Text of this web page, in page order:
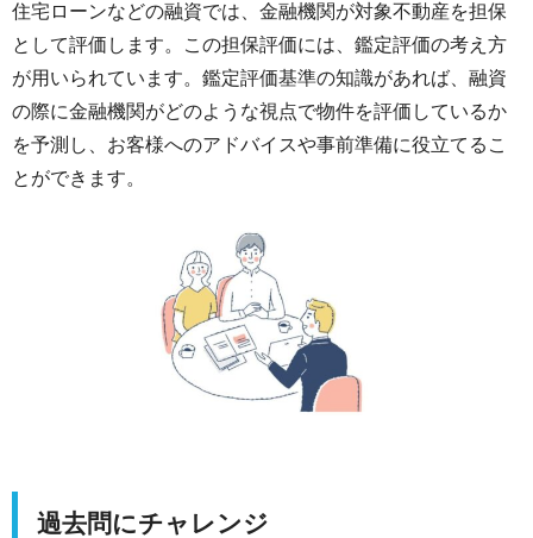
住宅ローンなどの融資では、金融機関が対象不動産を担保
として評価します。この担保評価には、鑑定評価の考え方
が用いられています。鑑定評価基準の知識があれば、融資
の際に金融機関がどのような視点で物件を評価しているか
を予測し、お客様へのアドバイスや事前準備に役立てるこ
とができます。
過去問にチャレンジ